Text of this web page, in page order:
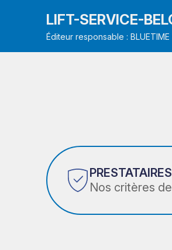
LIFT-SERVICE-
Éditeur responsable : BLUETIME
Nos critères